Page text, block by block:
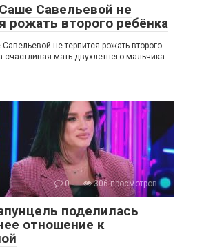
Савельевой не
рожать второго ребёнка
не терпится рожать второго
счастливая мать двухлетнего мальчика.
0 306 просмотров
поделилась
отношение к